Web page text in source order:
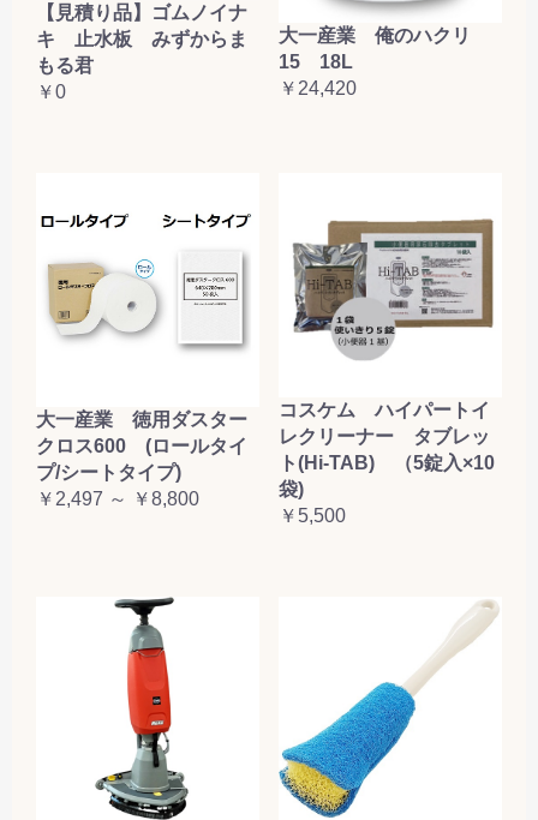
【見積り品】ゴムノイナ
キ 止水板 みずからま
もる君
￥0
大一産業 俺のハクリ
15 18L
￥24,420
大一産業 徳用ダスター
クロス600 (ロールタイ
プ/シートタイプ)
￥2,497 ～ ￥8,800
コスケム ハイパートイ
レクリーナー タブレッ
ト(Hi-TAB) （5錠入×10
袋)
￥5,500